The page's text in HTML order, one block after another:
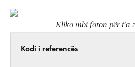
Kliko mbi foton për t’a
Kodi i referencës